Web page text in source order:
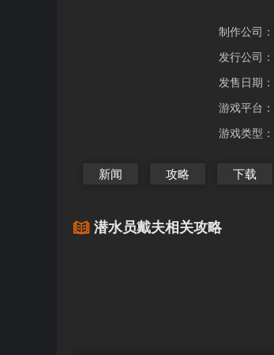
制作公司：
发行公司：
发售日期：
游戏平台：
游戏类型：
新闻 攻略 下载
潜水员戴夫相关攻略